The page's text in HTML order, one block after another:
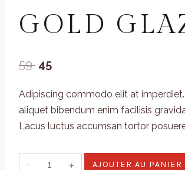
GOLD
59 Le
initial
était :
45
actuel
est :
Adipiscing commodo elit at
aliquet bibendum enim facilisis
Lacus luctus accumsan tortor
quantité
AJOUTER AU PANIER